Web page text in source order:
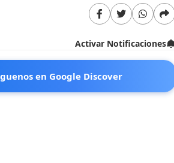
Activar Notificaciones
en Google Discover